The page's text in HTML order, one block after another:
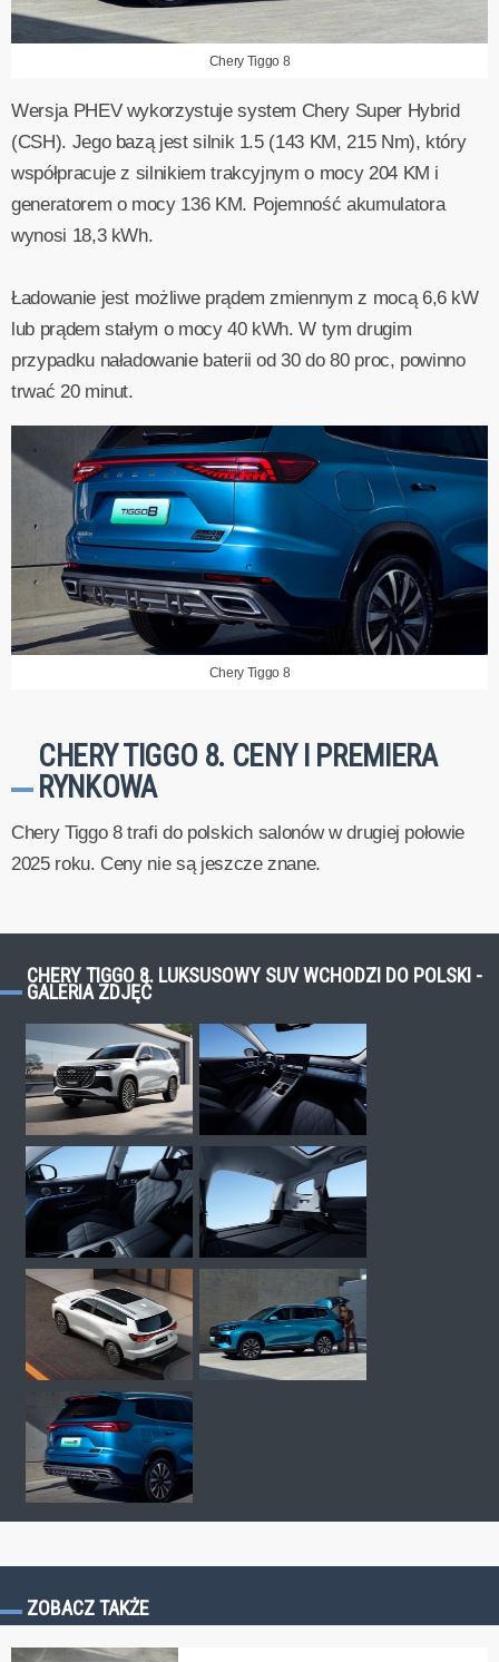
Chery Tiggo 8
Wersja PHEV wykorzystuje system Chery Super Hybrid
(CSH). Jego bazą jest silnik 1.5 (143 KM, 215 Nm), który
współpracuje z silnikiem trakcyjnym o mocy 204 KM i
generatorem o mocy 136 KM. Pojemność akumulatora
wynosi 18,3 kWh.
Ładowanie jest możliwe prądem zmiennym z mocą 6,6 kW
lub prądem stałym o mocy 40 kWh. W tym drugim
przypadku naładowanie baterii od 30 do 80 proc, powinno
trwać 20 minut.
Chery Tiggo 8
CHERY TIGGO 8. CENY I PREMIERA
RYNKOWA
Chery Tiggo 8 trafi do polskich salonów w drugiej połowie
2025 roku. Ceny nie są jeszcze znane.
CHERY TIGGO 8. LUKSUSOWY SUV WCHODZI DO POLSKI -
GALERIA ZDJĘĆ
ZOBACZ TAKŻE